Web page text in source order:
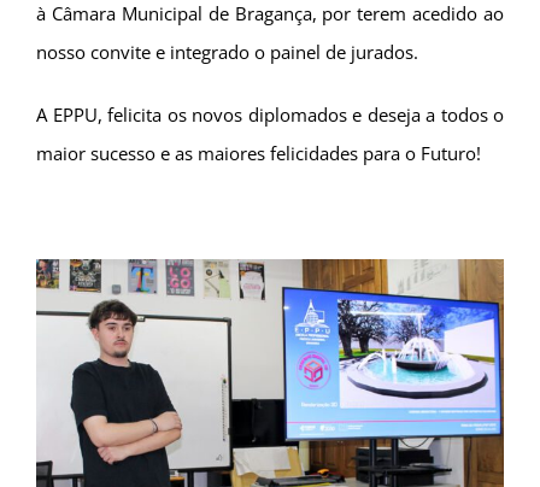
à Câmara Municipal de Bragança, por terem acedido ao
nosso convite e integrado o painel de jurados.
A EPPU, felicita os novos diplomados e deseja a todos o
maior sucesso e as maiores felicidades para o Futuro!